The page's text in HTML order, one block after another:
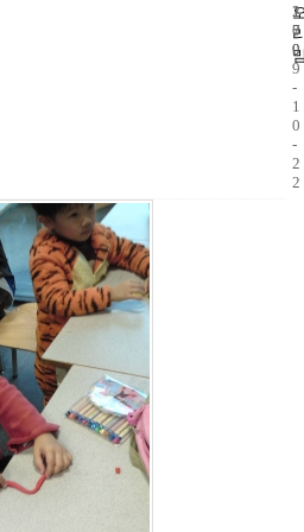
1
7
9
2
0
0
9
-
1
0
-
2
2